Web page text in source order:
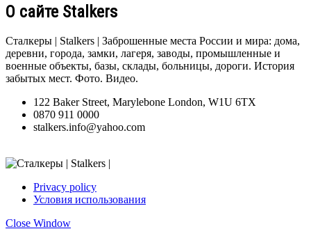
О сайте Stalkers
Сталкеры | Stalkers | Заброшенные места России и мира: дома,
деревни, города, замки, лагеря, заводы, промышленные и
военные объекты, базы, склады, больницы, дороги. История
забытых мест. Фото. Видео.
122 Baker Street, Marylebone London, W1U 6TX
0870 911 0000
stalkers.info@yahoo.com
Privacy policy
Условия использования
Close Window